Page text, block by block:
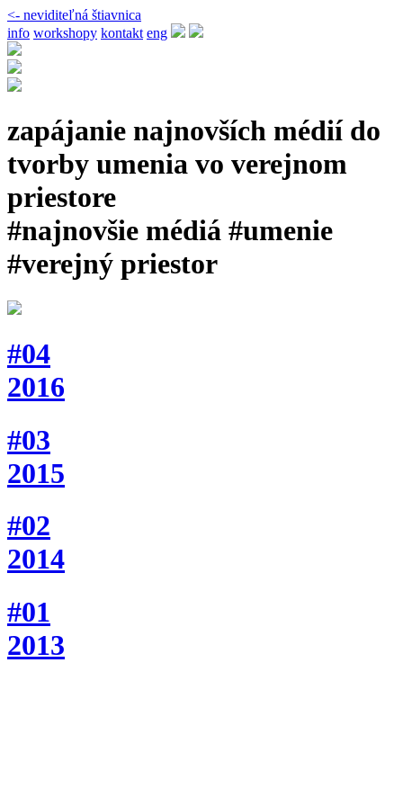
<- neviditeľná štiavnica
info workshopy kontakt eng
zapájanie najnovších médií do
tvorby umenia vo verejnom
priestore
#najnovšie médiá #umenie
#verejný priestor
#04
2016
#03
2015
#02
2014
#01
2013